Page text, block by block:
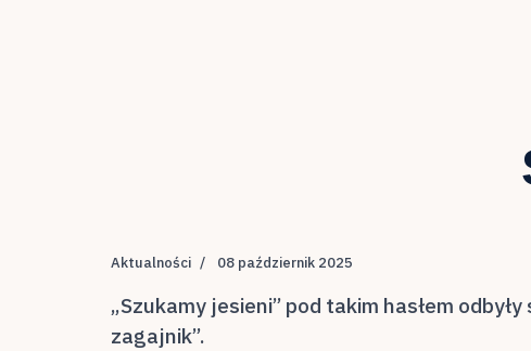
Aktualności 08 październik 2025
„Szukamy jesieni” pod takim hasłem
zagajnik”.